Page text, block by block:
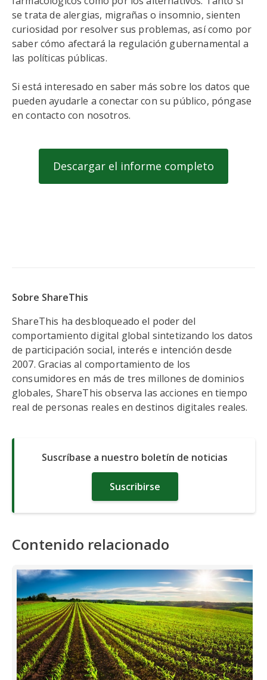
se trata de alergias, migrañas o insomnio, sienten
curiosidad por resolver sus problemas, así como por
saber cómo afectará la regulación gubernamental a
las políticas públicas.
Si está interesado en saber más sobre los datos que
pueden ayudarle a conectar con su público, póngase
en contacto con nosotros.
Descargar el informe completo
Sobre ShareThis
ShareThis ha desbloqueado el poder del
comportamiento digital global sintetizando los datos
de participación social, interés e intención desde
2007. Gracias al comportamiento de los
consumidores en más de tres millones de dominios
globales, ShareThis observa las acciones en tiempo
real de personas reales en destinos digitales reales.
Suscríbase a nuestro boletín de noticias
Suscribirse
Contenido relacionado